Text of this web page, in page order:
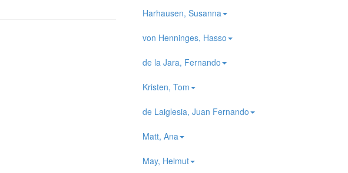
Harhausen, Susanna
von Henninges, Hasso
de la Jara, Fernando
Kristen, Tom
de Laiglesia, Juan Fernando
Matt, Ana
May, Helmut